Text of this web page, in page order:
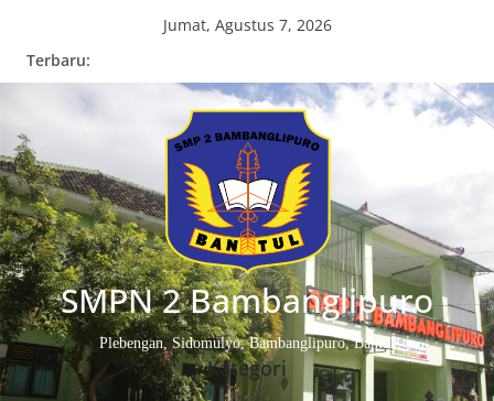
Jumat, Agustus 7, 2026
Terbaru:
SMPN 2 Bambanglipuro
Plebengan, Sidomulyo, Bambanglipuro, Bantul
Kategori